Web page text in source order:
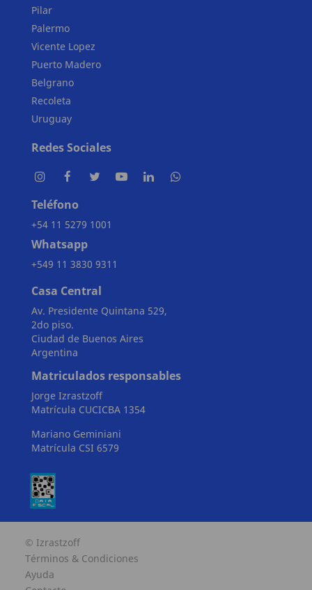
Pilar
Palermo
Vicente Lopez
Puerto Madero
Belgrano
Recoleta
Uruguay
Redes Sociales
Teléfono
+54 11 5279 1001
Whatsapp
+549 11 3830 9311
Casa Central
Av. Presidente Quintana 529,
2do piso.
Ciudad de Buenos Aires
Argentina
Matriculados responsables
Jorge Izrastzoff
Matrícula CUCICBA 1354
Mariano Geminiani
Matrícula CSI 6579
© Izrastzoff
Términos & Condiciones
Ayuda